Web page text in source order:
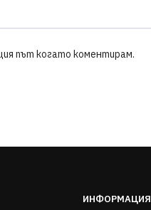
път когато коментирам.
ИНФОРМАЦИЯ